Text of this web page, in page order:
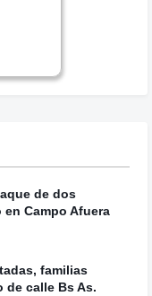
de dos
Campo Afuera
familias
de calle Bs As.